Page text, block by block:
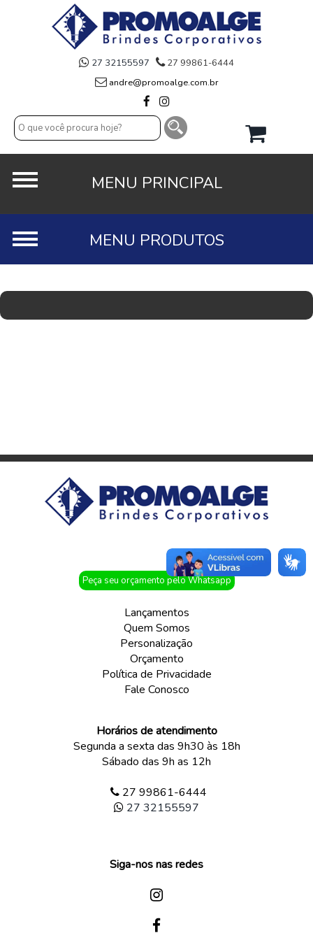
27 32155597
27 99861-6444
andre@promoalge.com.br
Peça seu orçamento pelo Whatsapp
Lançamentos
Quem Somos
Personalização
Orçamento
Política de Privacidade
Fale Conosco
Horários de atendimento
Segunda a sexta das 9h30 às 18h
Sábado das 9h as 12h
27 99861-6444
27 32155597
Siga-nos nas redes